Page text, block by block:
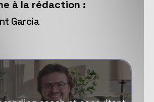
à la rédaction :
Garcia